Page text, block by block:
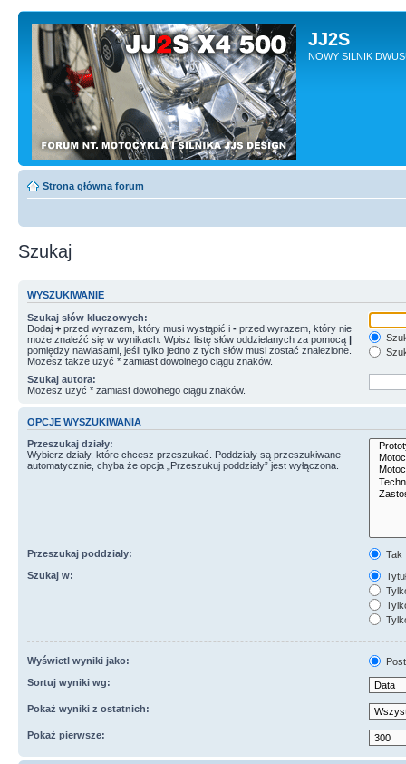
JJ2S
NOWY SILNIK
Strona główna forum
Szukaj
WYSZUKIWANIE
Szukaj słów kluczowych:
Dodaj + przed wyrazem, który musi wystąpić i - przed wyrazem, który nie
może znaleźć się w wynikach. Wpisz listę słów oddzielanych za pomocą |
pomiędzy nawiasami, jeśli tylko jedno z tych słów musi zostać znalezione.
Możesz także użyć * zamiast dowolnego ciągu znaków.
Szukaj autora:
Możesz użyć * zamiast dowolnego ciągu znaków.
OPCJE WYSZUKIWANIA
Przeszukaj działy:
Wybierz działy, które chcesz przeszukać. Poddziały są przeszukiwane
automatycznie, chyba że opcja „Przeszukuj poddziały” jest wyłączona.
Przeszukaj poddziały:
Tak
Szukaj w:
Wyświetl wyniki jako:
Sortuj wyniki wg:
Pokaż wyniki z ostatnich:
Pokaż pierwsze: